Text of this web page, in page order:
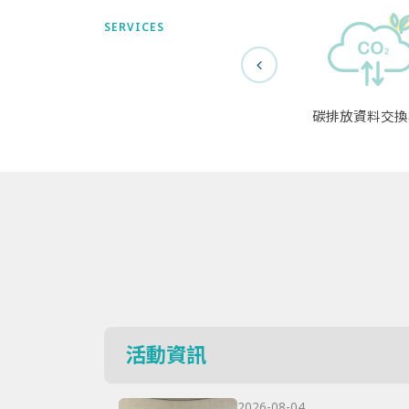
SERVICES
碳排放資料交
活動資訊